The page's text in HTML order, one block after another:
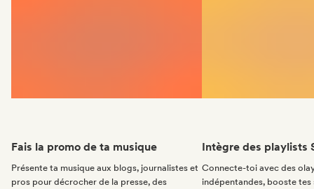
Fais la promo de ta musique
Présente ta musique aux blogs, journalistes et
pros pour décrocher de la presse, des
Intègre des playlists
Connecte-toi avec des
indépentandes, booste tes